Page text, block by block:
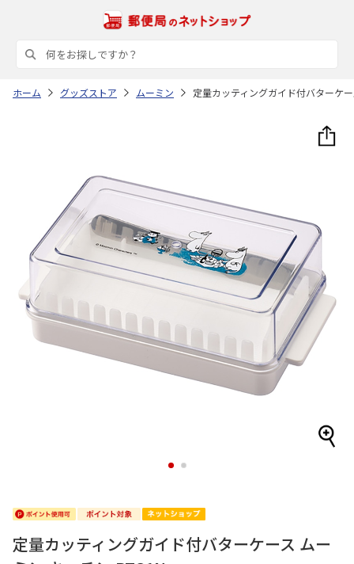
ホーム グッズストア ムーミン 定量カッティングガイド付バターケ
1 2
定量カッティングガイド付バターケース ムー